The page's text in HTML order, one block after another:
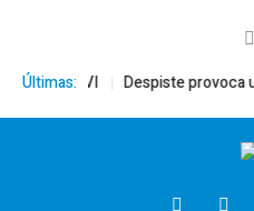
Últimas:
XVI Despiste provoca um